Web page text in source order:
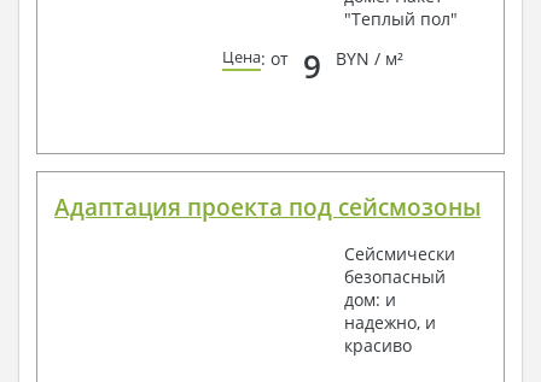
"Теплый пол"
Цена: от 9 BYN / м²
Адаптация проекта под сейсмозоны
Сейсмически
безопасный
дом: и
надежно, и
красиво